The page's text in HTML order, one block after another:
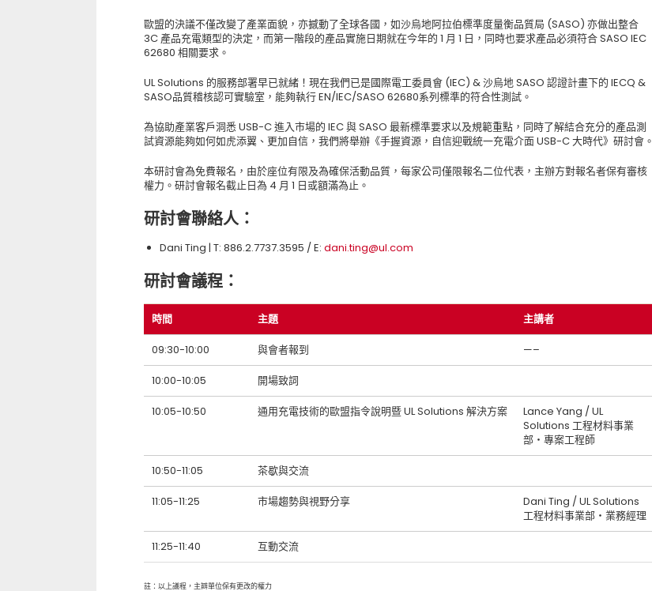
歐盟的決議不僅改變了產業面貌，亦撼動了全球各國，如沙烏地阿拉伯標準度量衡品質局 (SASO) 亦做出整合
3C 產品充電類型的決定，而第一階段的產品實施日期就在今年的 1 月 1 日，同時也要求產品必須符合 SASO IEC
62680 相關要求。
UL Solutions 的服務部署早已就緒！現在我們已是國際電工委員會 (IEC) & 沙烏地 SASO 認證計畫下的 IECQ &
SASO品質稽核認可實驗室，能夠執行 EN/IEC/SASO 62680系列標準的符合性測試。
為協助產業客戶洞悉 USB-C 進入市場的 IEC 與 SASO 最新標準要求以及規範重點，同時了解結合充分的產品測
試資源能夠如何如虎添翼、更加自信，我們將舉辦《手握資源，自信迎戰統一充電介面 USB-C 大時代》研討會。
本研討會為免費報名，由於座位有限及為確保活動品質，每家公司僅限報名二位代表，主辦方對報名者保有審核
權力。研討會報名截止日為 4 月 1 日或額滿為止。
研討會聯絡人：
Dani Ting | T: 886.2.7737.3595 / E: dani.ting@ul.com
研討會議程：
時間 主題 主講者
09:30-10:00 與會者報到 —–
10:00-10:05 開場致詞
10:05-10:50 通用充電技術的歐盟指令說明暨 UL Solutions 解決方案
Lance Yang / UL
Solutions 工程材料事業
部‧專案工程師
10:50-11:05 茶歇與交流
11:05-11:25 市場趨勢與視野分享
Dani Ting / UL Solutions
工程材料事業部‧業務經理
11:25-11:40 互動交流
註：以上議程，主辧單位保有更改的權力